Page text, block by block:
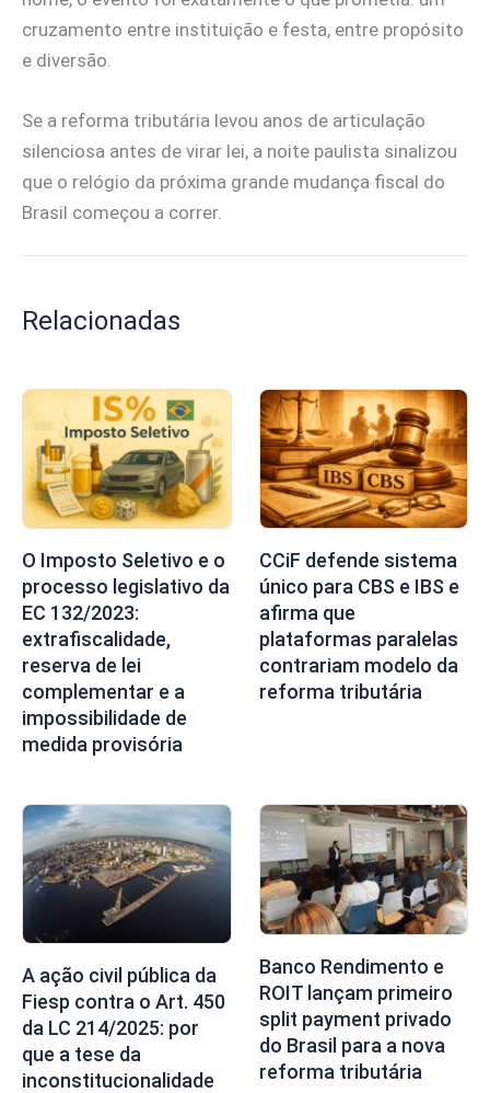
cruzamento entre instituição e festa, entre propósito
e diversão.
Se a reforma tributária levou anos de articulação
silenciosa antes de virar lei, a noite paulista sinalizou
que o relógio da próxima grande mudança fiscal do
Brasil começou a correr.
Relacionadas
O Imposto Seletivo e o
processo legislativo da
EC 132/2023:
extrafiscalidade,
reserva de lei
complementar e a
impossibilidade de
medida provisória
CCiF defende sistema
único para CBS e IBS e
afirma que
plataformas paralelas
contrariam modelo da
reforma tributária
A ação civil pública da
Fiesp contra o Art. 450
da LC 214/2025: por
que a tese da
inconstitucionalidade
Banco Rendimento e
ROIT lançam primeiro
split payment privado
do Brasil para a nova
reforma tributária